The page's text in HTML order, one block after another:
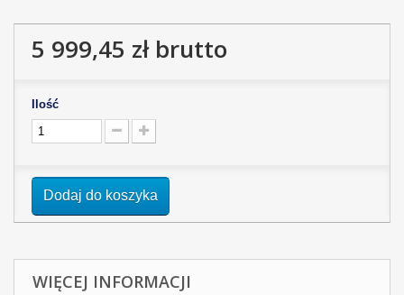
5 999,45 złbrutto
Ilość
Dodaj do koszyka
WIĘCEJ INFORMACJI